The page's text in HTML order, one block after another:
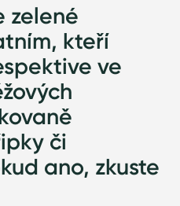
zelené
kteří
ve
či
ano, zkuste